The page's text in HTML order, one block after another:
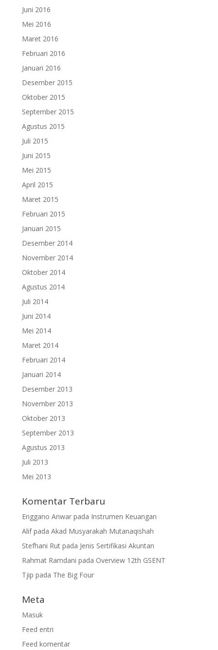
Juni 2016
Mei 2016
Maret 2016
Februari 2016
Januari 2016
Desember 2015
Oktober 2015
September 2015
Agustus 2015
Juli 2015
Juni 2015
Mei 2015
April 2015
Maret 2015
Februari 2015
Januari 2015
Desember 2014
November 2014
Oktober 2014
Agustus 2014
Juli 2014
Juni 2014
Mei 2014
Maret 2014
Februari 2014
Januari 2014
Desember 2013
November 2013
Oktober 2013
September 2013
Agustus 2013
Juli 2013
Mei 2013
Komentar Terbaru
Enggano Anwarpada Instrumen Keuangan
Alifpada Akad Musyarakah Mutanaqishah
Stefhani Rutpada Jenis Sertifikasi Akuntan
Rahmat Ramdani pada Overview 12th GSENT
Tjip pada The Big Four
Meta
Masuk
Feed entri
Feed komentar